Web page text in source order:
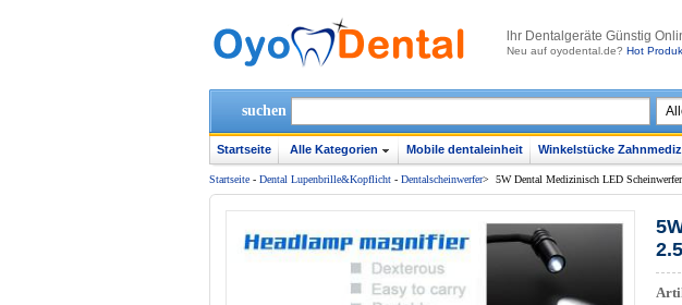
lhr Dentalgeräte Günstig
Neu auf oyodental.de? Hot
suchen
Startseite Alle Kategorien Mobile dentaleinheit Winkelstücke
Startseite - Dental Lupenbrille&Kopflicht - Dentalscheinwerfer> 5W Dental Medizinisch LED